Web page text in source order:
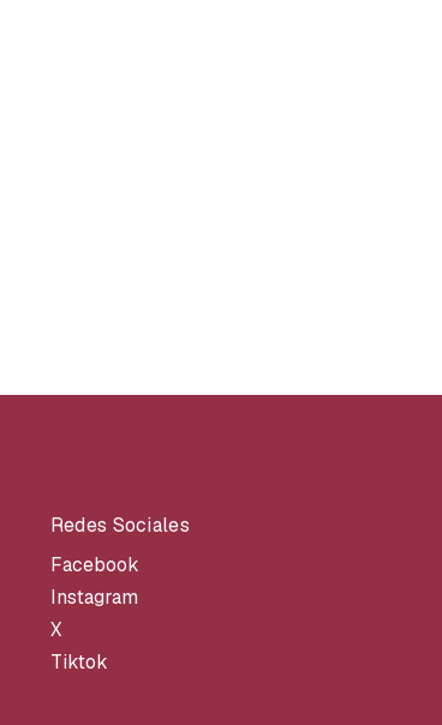
Redes Sociales
Facebook
Instagram
X
Tiktok